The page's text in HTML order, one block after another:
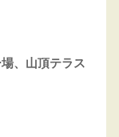
、山頂テラス